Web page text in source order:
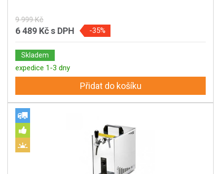
9 999 Kč
6 489 Kčs DPH -35%
Skladem
expedice 1-3 dny
Přidat do košíku